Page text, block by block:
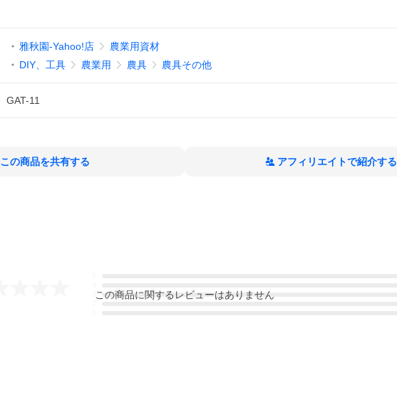
雅秋園-Yahoo!店
農業用資材
DIY、工具
農業用 農具 農具その他
GAT-11
この商品を共有する アフィリエイトで紹介する
この商品に関するレビューはありません